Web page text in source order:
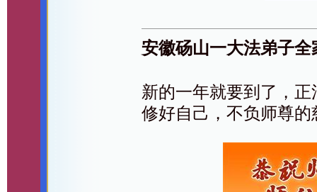
安徽砀山一大法弟子
新的一年就要到了，
修好自己，不负师尊的